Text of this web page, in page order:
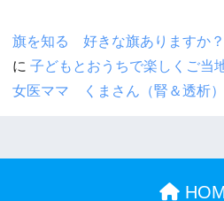
旗を知る 好きな旗ありますか
に 子どもとおうちで楽しくご当
女医ママ くまさん（腎＆透析）